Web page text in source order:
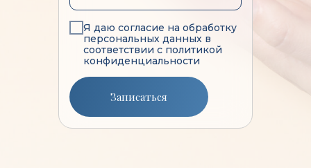
Я даю согласие на обработку
персональных данных в
соответствии с политикой
конфиденциальности
Записаться